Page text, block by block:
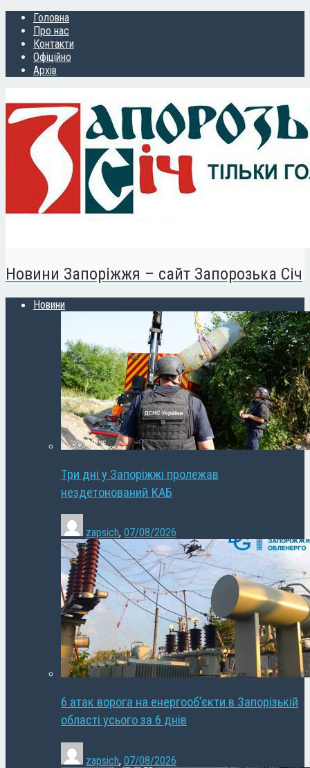
Головна
Про нас
Контакти
Офіційно
Архів
Новини Запоріжжя – сайт Запорозька Січ
Новини
Три дні у Запоріжжі пролежав
нездетонований КАБ
zapsich, 07/08/2026
6 атак ворога на енергооб’єкти в Запорізькій
області усього за 6 днів
zapsich, 07/08/2026